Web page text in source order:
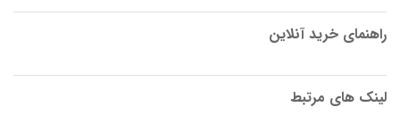
راهنمای خرید آنلاین
لینک های مرتبط